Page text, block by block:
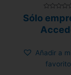
con
0
de
Sólo
Añadir a